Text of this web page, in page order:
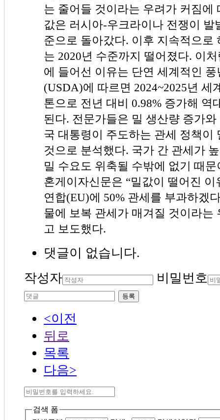
는 줄어들 것이라는 우려가 커짐에
값은 러시아-우크라이나 전쟁이 발
준으로 돌아갔다. 이후 지속적으로
는 2020년 수준까지 떨어졌다. 이
에 들어선 이유는 단연 세계적인
(USDA)에 따르면 2024~2025년 세
톤으로 전년 대비 0.98% 증가해 역
된다. 전문가들은 밀 생산량 증가
국 대통령이 주도하는 관세 정책이
것으로 분석했다. 국가 간 관세가
밀 수요도 위축될 수밖에 없기 때
혼게이자신문은 “밀값이 떨어진
연합(EU)에 50% 관세를 부과하겠
물에 보복 관세가 매겨질 것이라는
고 보도했다.
댓글이 없습니다.
작성자
비밀번호
등록
<이전
뒤로
목록
다음>
검색 폼